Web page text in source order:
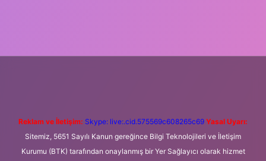
Reklam ve İletişim: Skype: live:.cid.575569c608265c69 Yasal Uyarı:
Sitemiz, 5651 Sayılı Kanun gereğince Bilgi Teknolojileri ve İletişim
Kurumu (BTK) tarafından onaylanmış bir Yer Sağlayıcı olarak hizmet